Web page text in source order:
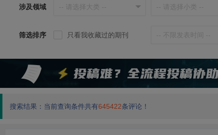
涉及领域
筛选排序 只看我收藏过的期刊
搜索结果：当前查询条件共有645422条评论！